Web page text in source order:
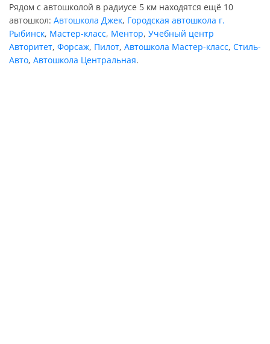
Рядом с автошколой в радиусе 5 км находятся ещё 10
автошкол: Автошкола Джек, Городская автошкола г.
Рыбинск, Мастер-класс, Ментор, Учебный центр
Авторитет, Форсаж, Пилот, Автошкола Мастер-класс, Стиль-
Авто, Автошкола Центральная.